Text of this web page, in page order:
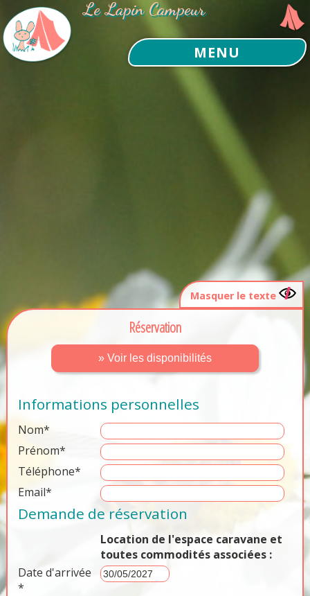
Le Lapin Campeur
MENU
Masquer le texte
Réservation
» Voir les disponibilités
Informations personnelles
Nom*
Prénom*
Téléphone*
Email*
Demande de réservation
Location de l'espace caravane et
toutes commodités associées :
Date d'arrivée
*